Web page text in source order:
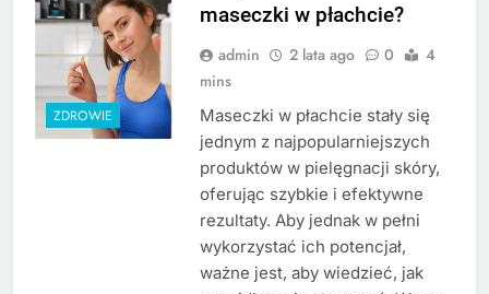
ZDROWIE
maseczki w płachcie?
admin 2 lata ago 0
4
mins
Maseczki w płachcie stały się
jednym z najpopularniejszych
produktów w pielęgnacji skóry,
oferując szybkie i efektywne
rezultaty. Aby jednak w pełni
wykorzystać ich potencjał,
ważne jest, aby wiedzieć, jak